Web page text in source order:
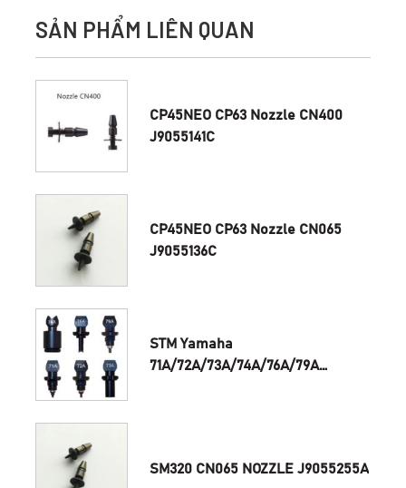
SẢN PHẨM LIÊN QUAN
CP45NEO CP63 Nozzle CN400
J9055141C
CP45NEO CP63 Nozzle CN065
J9055136C
STM Yamaha
71A/72A/73A/74A/76A/79A
SM320 CN065 NOZZLE J9055255A